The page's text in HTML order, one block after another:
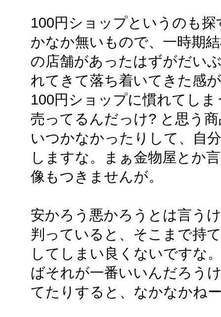
100円ショップというのも探
かなか無いもので、一時期
の店舗があったはずがだい
れてきて落ち着いてきた感
100円ショップに慣れてし
売ってるんだっけ? と思う
いつかなかったりして、自
しますな。まぁ金物屋とか
像もつきませんが。
安かろう悪かろうとは言う
判っていると、そこまで持
してしまい良くないですな
ばそれが一番いいんだろう
てたりすると、なかなかね